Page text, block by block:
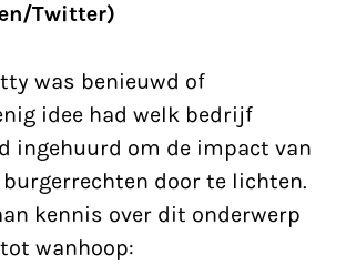
Twitter)
was benieuwd of
idee had welk bedrijf
ingehuurd om de impact van
burgerrechten door te lichten.
kennis over dit onderwerp
wanhoop: